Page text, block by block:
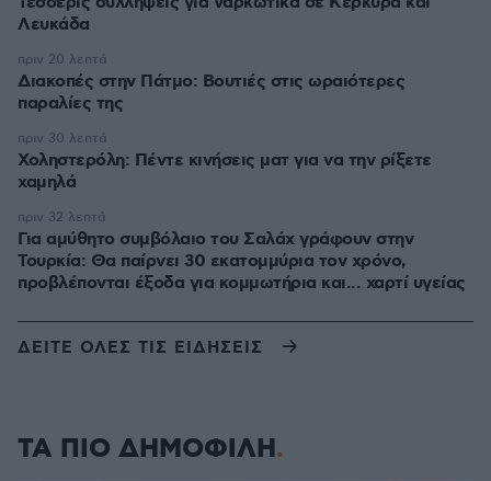
Λευκάδα
Διακοπές στην Πάτμο: Βουτιές στις ωραιότερες
παραλίες της
πριν 20 λεπτά
Χοληστερόλη: Πέντε κινήσεις ματ για να την ρίξετε
χαμηλά
πριν 30 λεπτά
Για αμύθητο συμβόλαιο του Σαλάχ γράφουν στην
Τουρκία: Θα παίρνει 30 εκατομμύρια τον χρόνο,
προβλέπονται έξοδα για κομμωτήρια και... χαρτί υγείας
πριν 32 λεπτά
ΔΕΙΤΕ ΟΛΕΣ ΤΙΣ ΕΙΔΗΣΕΙΣ
ΤΑ ΠΙΟ ΔΗΜΟΦΙΛΗ